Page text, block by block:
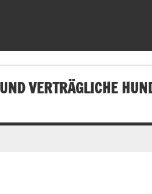
VERTRÄGLICHE